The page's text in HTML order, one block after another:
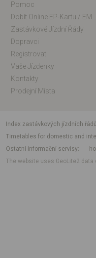
Pomoc
Zastávkové Jízdní Řády
Dopravci
Registrovat
Vaše Jízdenky
Kontakty
Prodejní Místa
index zastávkových jízdních řádů
Timetables for domestic and
Ostatní informační servisy
The website uses GeoLite2